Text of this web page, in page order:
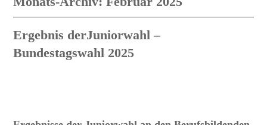
Ergebnis derJuniorwahl –
Bundestagswahl 2025